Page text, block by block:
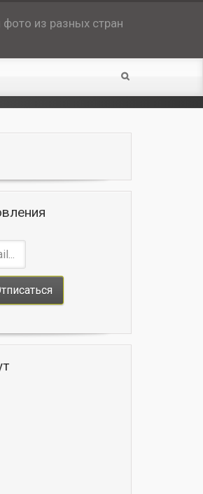
из разных стран